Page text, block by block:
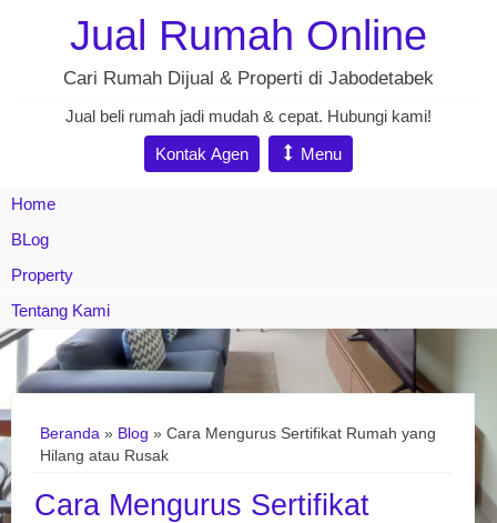
Jual Rumah Online
Cari Rumah Dijual & Properti di Jabodetabek
Jual beli rumah jadi mudah & cepat. Hubungi kami!
Kontak Agen
Menu
Home
BLog
Property
Tentang Kami
Beranda » Blog » Cara Mengurus Sertifikat Rumah yang
Hilang atau Rusak
Cara Mengurus Sertifikat